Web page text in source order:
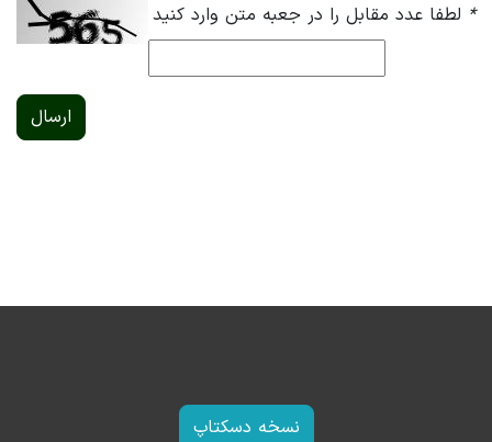
* لطفا عدد مقابل را در جعبه متن وارد کنید
ارسال
نسخه دسکتاپ